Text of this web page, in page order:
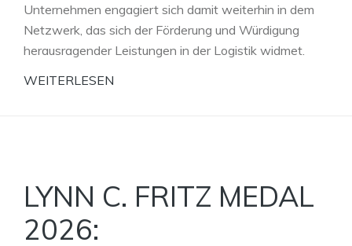
Unternehmen engagiert sich damit weiterhin in dem
Netzwerk, das sich der Förderung und Würdigung
herausragender Leistungen in der Logistik widmet.
WEITERLESEN
LYNN C. FRITZ MEDAL
2026: